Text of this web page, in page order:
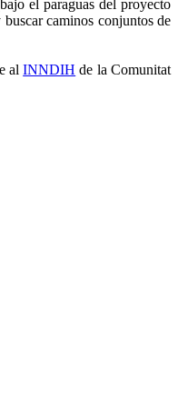
el paraguas del proyecto
caminos conjuntos de
alINNDIH de la Comunitat